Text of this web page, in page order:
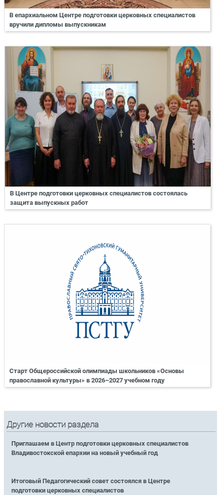
В епархиальном Центре подготовки церковных специалистов
вручили дипломы выпускникам
В Центре подготовки церковных специалистов состоялась
защита выпускных работ
Старт Общероссийской олимпиады школьников «Основы
православной культуры» в 2026–2027 учебном году
Другие новости раздела
Приглашаем в Центр подготовки церковных специалистов
Владивостокской епархии на новый учебный год
Итоговый Педагогический совет состоялся в Центре
подготовки церковных специалистов